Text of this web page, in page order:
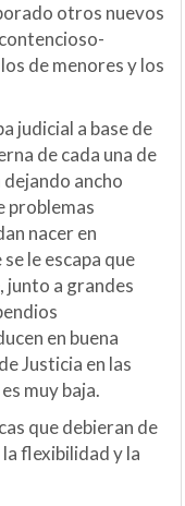
otros nuevos
de menores y los
judicial a base de
de cada una de
ancho
problemas
nacer en
le escapa que
junto a grandes
en buena
Justicia en las
muy baja.
que debieran de
flexibilidad y la